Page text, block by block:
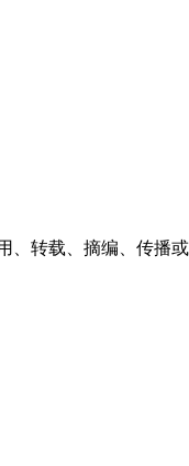
、转载、摘编、传播